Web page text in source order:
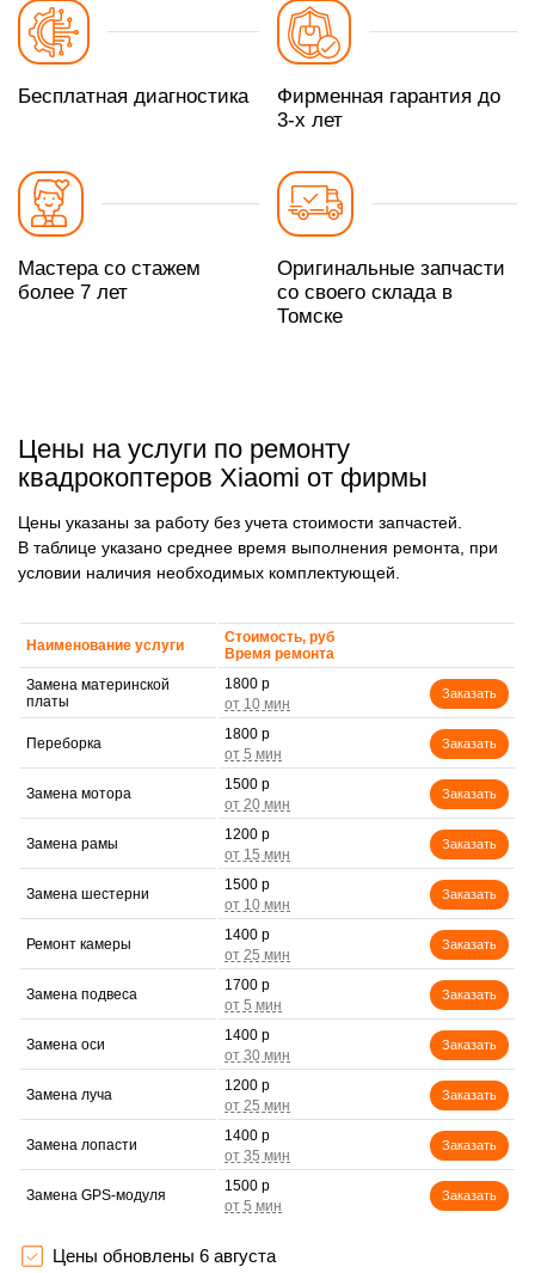
Бесплатная диагностика
Фирменная гарантия до
3-х лет
Мастера со стажем
более 7 лет
Оригинальные запчасти
со своего склада в
Томске
Цены на услуги по ремонту
квадрокоптеров Xiaomi от фирмы
Цены указаны за работу без учета стоимости запчастей.
В таблице указано среднее время выполнения ремонта, при
условии наличия необходимых комплектующей.
Наименование услуги
Стоимость, руб
Время ремонта
Замена материнской
платы
1800 р
Заказать
Переборка
1800 р
Заказать
Замена мотора
1500 р
Заказать
Замена рамы
1200 р
Заказать
Замена шестерни
1500 р
Заказать
Ремонт камеры
1400 р
Заказать
Замена подвеса
1700 р
Заказать
Замена оси
1400 р
Заказать
Замена луча
1200 р
Заказать
Замена лопасти
1400 р
Заказать
Замена GPS-модуля
1500 р
Заказать
Замена корпуса
Цены обновлены 6 августа